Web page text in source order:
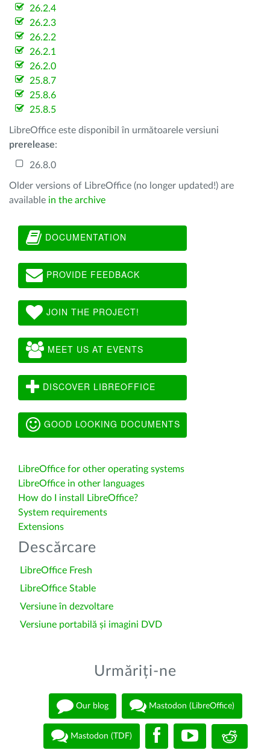
26.2.4
26.2.3
26.2.2
26.2.1
26.2.0
25.8.7
25.8.6
25.8.5
LibreOffice este disponibil în următoarele versiuni
prerelease:
26.8.0
Older versions of LibreOffice (no longer updated!) are
available in the archive
DOCUMENTATION
PROVIDE FEEDBACK
JOIN THE PROJECT!
MEET US AT EVENTS
DISCOVER LIBREOFFICE
GOOD LOOKING DOCUMENTS
LibreOffice for other operating systems
LibreOffice in other languages
How do I install LibreOffice?
System requirements
Extensions
Descărcare
LibreOffice Fresh
LibreOffice Stable
Versiune în dezvoltare
Versiune portabilă și imagini DVD
Urmăriți-ne
Our blog Mastodon (LibreOffice)
Mastodon (TDF)